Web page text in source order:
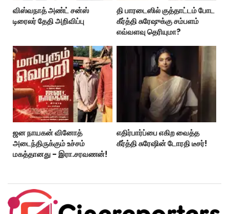
விஸ்வநாத் அண்ட் சன்ஸ்
டிரைலர் தேதி அறிவிப்பு
தி பாரடைஸில் குத்தாட்டம் போட
கீர்த்தி சுரேஷுக்கு சம்பளம்
எவ்வளவு தெரியுமா?
ஜன நாயகன் வினோத்
அடைந்திருக்கும் உச்சம்
மகத்தானது - இரா.சரவணன்!
எதிர்பார்ப்பை எகிற வைத்த
கீர்த்தி சுரேஷின் டோரதி டீசர்!